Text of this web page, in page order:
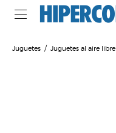
Juguetes Juguetes al aire libre